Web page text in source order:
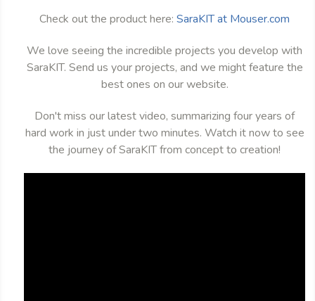
Check out the product here: SaraKIT at Mouser.com
We love seeing the incredible projects you develop with
SaraKIT. Send us your projects, and we might feature the
best ones on our website.
Don't miss our latest video, summarizing four years of
hard work in just under two minutes. Watch it now to see
the journey of SaraKIT from concept to creation!